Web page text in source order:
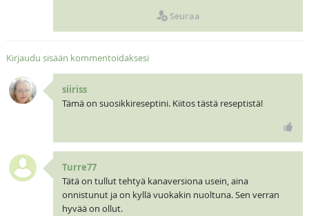
Seuraa
Kirjaudu sisään kommentoidaksesi
siiriss
Tämä on suosikkireseptini. Kiitos tästä reseptistä!
Turre77
Tätä on tullut tehtyä kanaversiona usein, aina
onnistunut ja on kyllä vuokakin nuoltuna. Sen verran
hyvää on ollut.